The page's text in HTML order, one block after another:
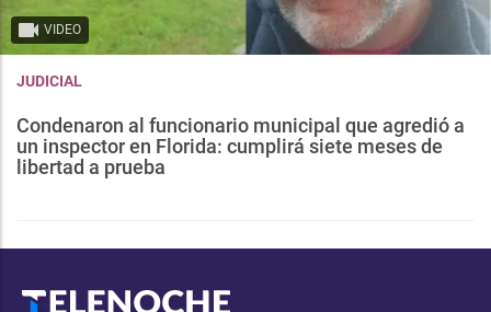
VIDEO
JUDICIAL
Condenaron al funcionario municipal que agredió a
un inspector en Florida: cumplirá siete meses de
libertad a prueba